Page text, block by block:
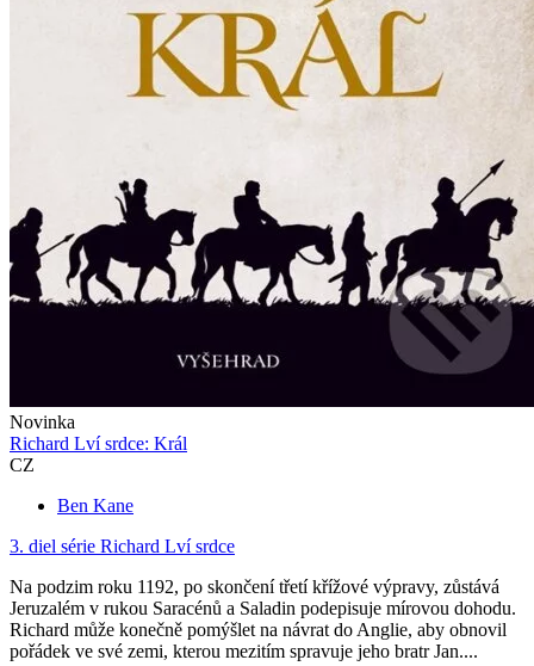
Novinka
Richard Lví srdce: Král
CZ
Ben Kane
3. diel série Richard Lví srdce
Na podzim roku 1192, po skončení třetí křížové výpravy, zůstává
Jeruzalém v rukou Saracénů a Saladin podepisuje mírovou dohodu.
Richard může konečně pomýšlet na návrat do Anglie, aby obnovil
pořádek ve své zemi, kterou mezitím spravuje jeho bratr Jan....